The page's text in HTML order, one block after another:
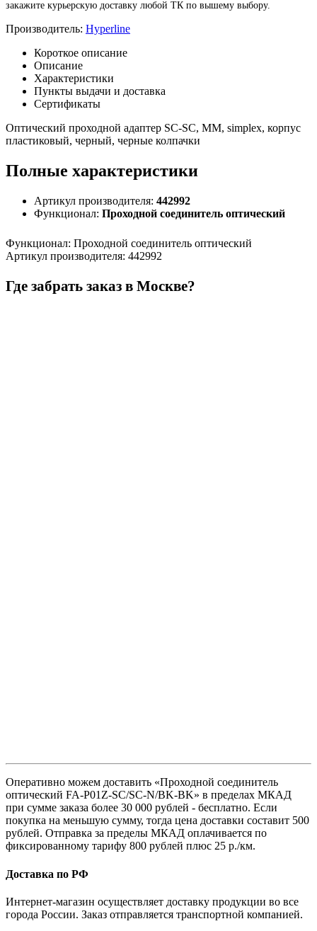
закажите курьерскую доставку любой ТК по вышему выбору.
Производитель: Hyperline
Короткое описание
Описание
Характеристики
Пункты выдачи и доставка
Сертификаты
Оптический проходной адаптер SC-SC, MM, simplex, корпус
пластиковый, черный, черные колпачки
Полные характеристики
Артикул производителя: 442992
Функционал: Проходной соединитель оптический
Функционал: Проходной соединитель оптический
Артикул производителя: 442992
Где забрать заказ в Москве?
Оперативно можем доставить «Проходной соединитель
оптический FA-P01Z-SC/SC-N/BK-BK» в пределах МКАД
при сумме заказа более 30 000 рублей - бесплатно. Если
покупка на меньшую сумму, тогда цена доставки составит 500
рублей. Отправка за пределы МКАД оплачивается по
фиксированному тарифу 800 рублей плюс 25 р./км.
Доставка по РФ
Интернет-магазин осуществляет доставку продукции во все
города России. Заказ отправляется транспортной компанией.